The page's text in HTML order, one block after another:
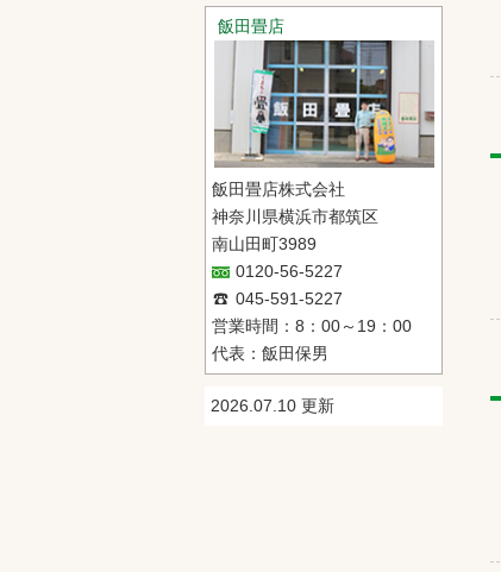
飯田畳店
飯田畳店株式会社
神奈川県横浜市都筑区
南山田町3989
0120-56-5227
045-591-5227
営業時間：8：00～19：00
代表：飯田保男
2026.07.10 更新